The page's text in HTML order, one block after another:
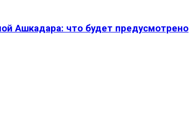
Ашкадара: что будет предусмотрено